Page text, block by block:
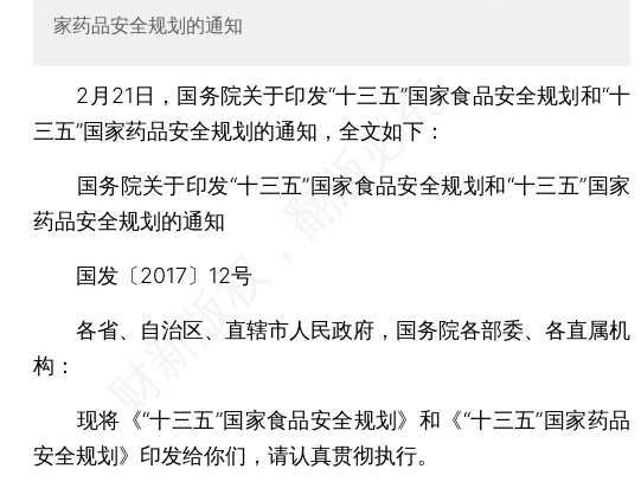
家药品安全规划的通知
2月21日，国务院关于印发“十三五”国家食品安全规划和“十
三五”国家药品安全规划的通知，全文如下：
国务院关于印发“十三五”国家食品安全规划和“十三五”国家
药品安全规划的通知
国发〔2017〕12号
各省、自治区、直辖市人民政府，国务院各部委、各直属机
构：
现将《“十三五”国家食品安全规划》和《“十三五”国家药品
安全规划》印发给你们，请认真贯彻执行。